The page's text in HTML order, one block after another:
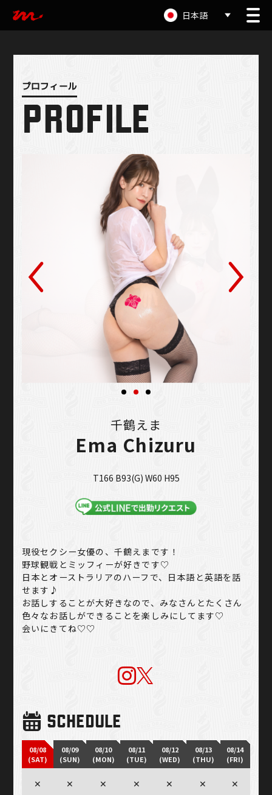
日本語
PROFILE
千鶴えま
Ema Chizuru
T166 B93(G) W60 H95
現役セクシー女優の、千鶴えまです！
野球観戦とミッフィーが好きです♡
日本とオーストラリアのハーフで、日本語と英語を話
せます♪
お話しすることが大好きなので、みなさんとたくさん
色々なお話しができることを楽しみにしてます♡
会いにきてね♡♡
SCHEDULE
08/08
(SAT)
✕
08/09
(SUN)
✕
08/10
(MON)
✕
08/11
(TUE)
✕
08/12
(WED)
✕
08/13
(THU)
✕
08/14
(FRI)
✕